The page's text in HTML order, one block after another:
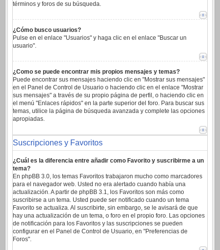
términos y foros de su búsqueda.
¿Cómo busco usuarios?
Pulse en el enlace "Usuarios" y haga clic en el enlace "Buscar un
usuario".
¿Como se puede encontrar mis propios mensajes y temas?
Puede encontrar sus mensajes haciendo clic en "Mostrar sus mensajes"
en el Panel de Control de Usuario o haciendo clic en el enlace "Mostrar
sus mensajes" a través de su propio página de perfil, o haciendo clic en
el menú "Enlaces rápidos" en la parte superior del foro. Para buscar sus
temas, utilice la página de búsqueda avanzada y complete las opciones
apropiadas.
Suscripciones y Favoritos
¿Cuál es la diferencia entre añadir como Favorito y suscribirme a un
tema?
En phpBB 3.0, los temas Favoritos trabajaron mucho como marcadores
para el navegador web. Usted no era alertado cuando había una
actualización. A partir de phpBB 3.1, los Favoritos son más como
suscribirse a un tema. Usted puede ser notificado cuando un tema
Favorito se actualiza. Al suscribirte, sin embargo, se le avisará de que
hay una actualización de un tema, o foro en el propio foro. Las opciones
de notificación para los Favoritos y las suscripciones se pueden
configurar en el Panel de Control de Usuario, en "Preferencias de
Foros".